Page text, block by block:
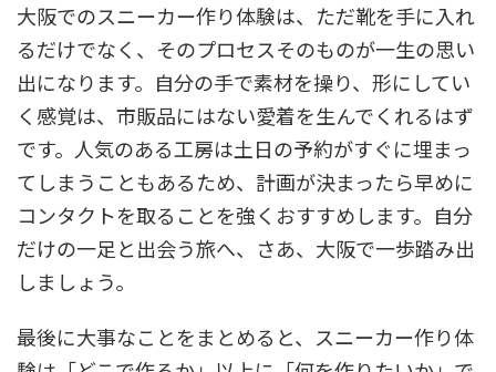
大阪でのスニーカー作り体験は、ただ靴を手に入れ
るだけでなく、そのプロセスそのものが一生の思い
出になります。自分の手で素材を操り、形にしてい
く感覚は、市販品にはない愛着を生んでくれるはず
です。人気のある工房は土日の予約がすぐに埋まっ
てしまうこともあるため、計画が決まったら早めに
コンタクトを取ることを強くおすすめします。自分
だけの一足と出会う旅へ、さあ、大阪で一歩踏み出
しましょう。
最後に大事なことをまとめると、スニーカー作り体